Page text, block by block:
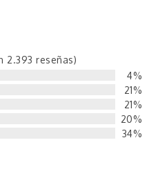
2.393 reseñas)
4%
21%
21%
20%
34%